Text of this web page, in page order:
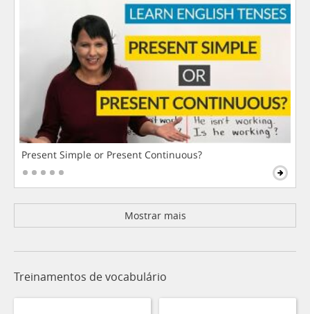
Present Simple or Present Continuous?
Mostrar mais
Treinamentos de vocabulário